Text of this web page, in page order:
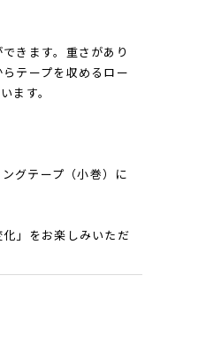
きます。重さがあり
テープを収めるロー
ます。
グテープ（小巻）に
」をお楽しみいただ